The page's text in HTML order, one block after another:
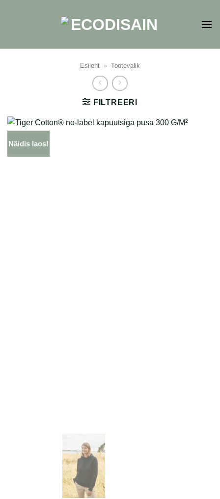
Esileht » Tootevalik
FILTREERI
Näidis laos!